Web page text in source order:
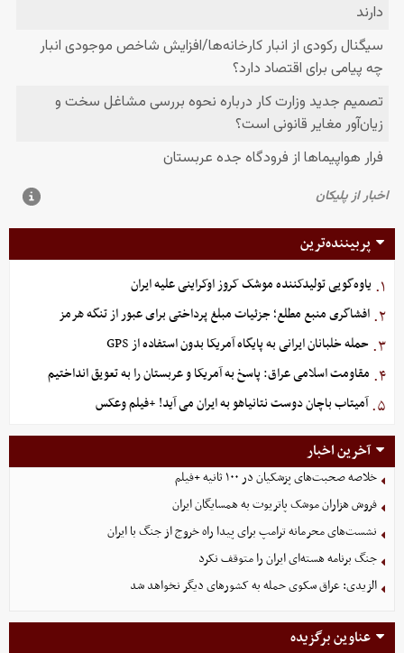
پربیننده‌ترین
۱. یاوه‌گویی تولیدکننده موشک کروز اوکراینی علیه ایران
۲. افشاگری منبع مطلع؛ جزئیات مبلغ پرداختی برای عبور از تنگه هرمز
۳. حمله خلبانان ایرانی به پایگاه آمریکا بدون استفاده از GPS
۴. مقاومت اسلامی عراق: پاسخ به آمریکا و عربستان را به تعویق انداختیم
۵. آمیتاب باچان دوست نتانیاهو به ایران می آید! +فیلم وعکس
آخرین اخبار
خلاصه صحبت‌های پزشکیان در ۱۰۰ ثانیه +فیلم
فروش هزاران موشک پاتریوت به همسایگان ایران
نشست‌های محرمانه ترامپ برای پیدا راه خروج از جنگ با ایران
جنگ برنامه هسته‌ای ایران را متوقف نکرد
الزیدی: عراق سکوی حمله به کشورهای دیگر نخواهد شد
عناوین برگزیده